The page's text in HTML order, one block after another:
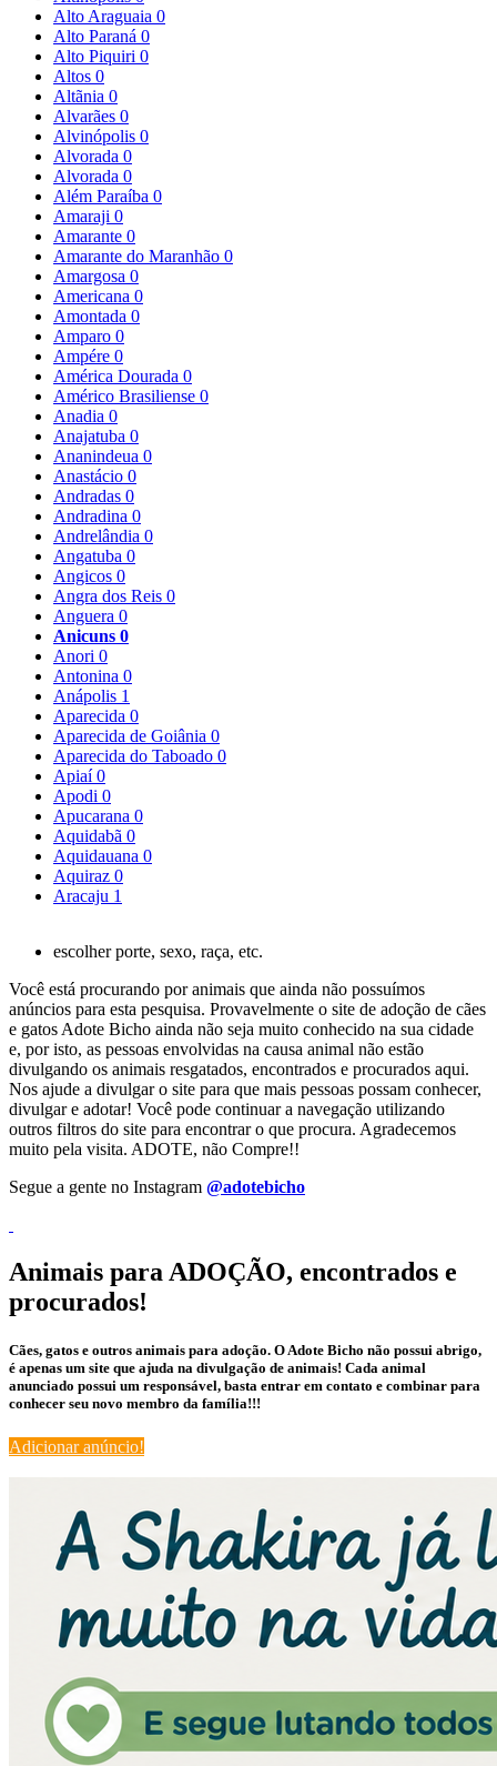
Alto Araguaia 0
Alto Paraná 0
Alto Piquiri 0
Altos 0
Altãnia 0
Alvarães 0
Alvinópolis 0
Alvorada 0
Alvorada 0
Além Paraíba 0
Amaraji 0
Amarante 0
Amarante do Maranhão 0
Amargosa 0
Americana 0
Amontada 0
Amparo 0
Ampére 0
América Dourada 0
Américo Brasiliense 0
Anadia 0
Anajatuba 0
Ananindeua 0
Anastácio 0
Andradas 0
Andradina 0
Andrelândia 0
Angatuba 0
Angicos 0
Angra dos Reis 0
Anguera 0
Anicuns 0
Anori 0
Antonina 0
Anápolis 1
Aparecida 0
Aparecida de Goiânia 0
Aparecida do Taboado 0
Apiaí0
Apodi 0
Apucarana 0
Aquidabã 0
Aquidauana 0
Aquiraz 0
Aracaju 1
escolher porte, sexo, raça, etc.
Você está procurando por animais que ainda não possuímos
anúncios para esta pesquisa. Provavelmente o site de adoção de cães
e gatos Adote Bicho ainda não seja muito conhecido na sua cidade
e, por isto, as pessoas envolvidas na causa animal não estão
divulgando os animais resgatados, encontrados e procurados aqui.
Nos ajude a divulgar o site para que mais pessoas possam conhecer,
divulgar e adotar! Você pode continuar a navegação utilizando
outros filtros do site para encontrar o que procura. Agradecemos
muito pela visita. ADOTE, não Compre!!
Segue a gente no Instagram @adotebicho
Animais para ADOÇÃO, encontrados e
procurados!
Cães, gatos e outros animais para adoção. O Adote Bicho não possui abrigo,
é apenas um site que ajuda na divulgação de animais! Cada animal
anunciado possui um responsável, basta entrar em contato e combinar para
conhecer seu novo membro da família!!!
Adicionar anúncio!